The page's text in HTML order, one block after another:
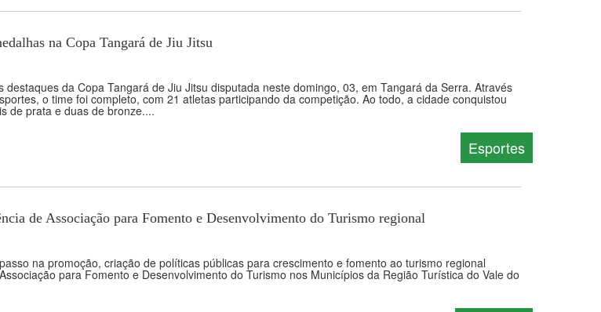
na Copa Tangará de Jiu Jitsu
destaques da Copa Tangará de Jiu Jitsu disputada neste domingo, 03, em Tangará da Serra. Através
o time foi completo, com 21 atletas participando da competição. Ao todo, a cidade conquistou
de prata e duas de bronze....
Esportes
de Associação para Fomento e Desenvolvimento do Turismo regional
na promoção, criação de políticas públicas para crescimento e fomento ao turismo regional
para Fomento e Desenvolvimento do Turismo nos Municípios da Região Turística do Vale do